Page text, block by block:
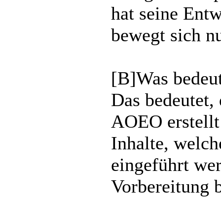
hat seine
bewegt sich
[B]Was
Das
AOEO
Inhalte,
eingeführt
Vorbereitung